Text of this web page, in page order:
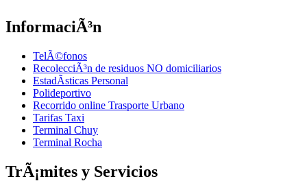
InformaciÃ³n
TelÃ©fonos
RecolecciÃ³n de residuos NO domiciliarios
EstadÃ­sticas Personal
Polideportivo
Recorrido online Trasporte Urbano
Tarifas Taxi
Terminal Chuy
Terminal Rocha
TrÃ¡mites y Servicios